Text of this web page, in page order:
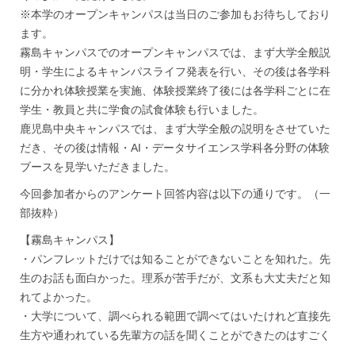
※本学のオープンキャンパスは当日のご参加もお待ちしており
ます。
霧島キャンパスでのオープンキャンパスでは、まず大学全般説
明・学生によるキャンパスライフ発表を行い、その後は各学科
に分かれ体験授業を実施、体験授業終了後には各学科ごとに在
学生・教員と共に学食の試食体験も行いました。
鹿児島中央キャンパスでは、まず大学全般の説明をさせていた
だき、その後は情報・AI・データサイエンス学科各分野の体験
ブースを見学いただきました。
今回参加者からのアンケート回答内容は以下の通りです。（一
部抜粋）
【霧島キャンパス】
・パンフレットだけでは知ることができないことを知れた。先
生のお話も面白かった。理系が苦手だが、文系も大丈夫だと知
れてよかった。
・大学について、調べられる範囲で調べてはいたけれど直接先
生方や通われている先輩方の話を聞くことができたのはすごく